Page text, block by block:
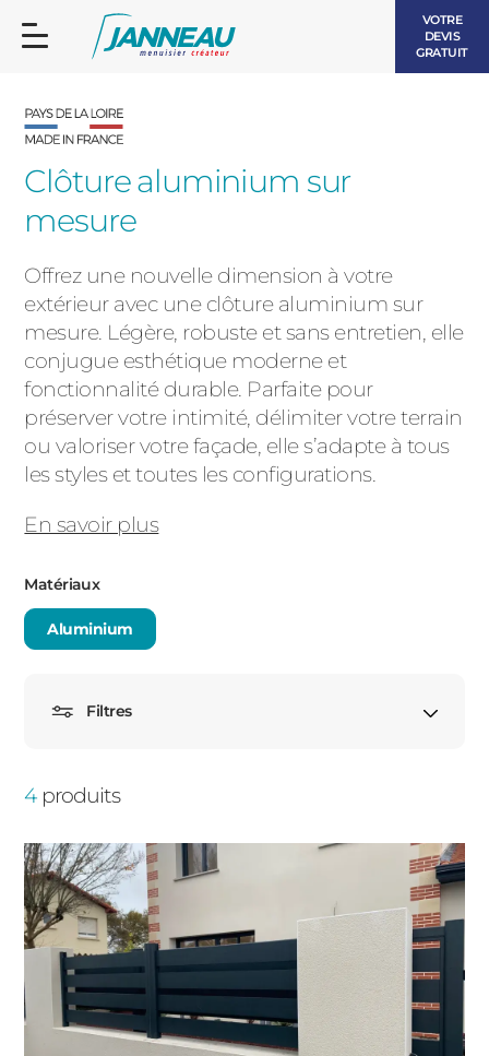
VOTRE
DEVIS
GRATUIT
Clôture aluminium sur
mesure
Offrez une nouvelle dimension à votre
extérieur avec une clôture aluminium sur
mesure. Légère, robuste et sans entretien, elle
conjugue esthétique moderne et
fonctionnalité durable. Parfaite pour
préserver votre intimité, délimiter votre terrain
ou valoriser votre façade, elle s’adapte à tous
les styles et toutes les configurations.
En savoir plus
Matériaux
Aluminium
Filtres
Avec soubassement
Occultante
Traditionnelle
4produits
BOIS
BAIES VITRÉES
PORTES D’ENTRÉE
LES CONTEMPORAINES
LES INTEMPORELLES
LES LUMINEUSES
VOLETS ROULANTS
PERGOLAS
PORTAILS ET PORTILLONS
CLÔTURES